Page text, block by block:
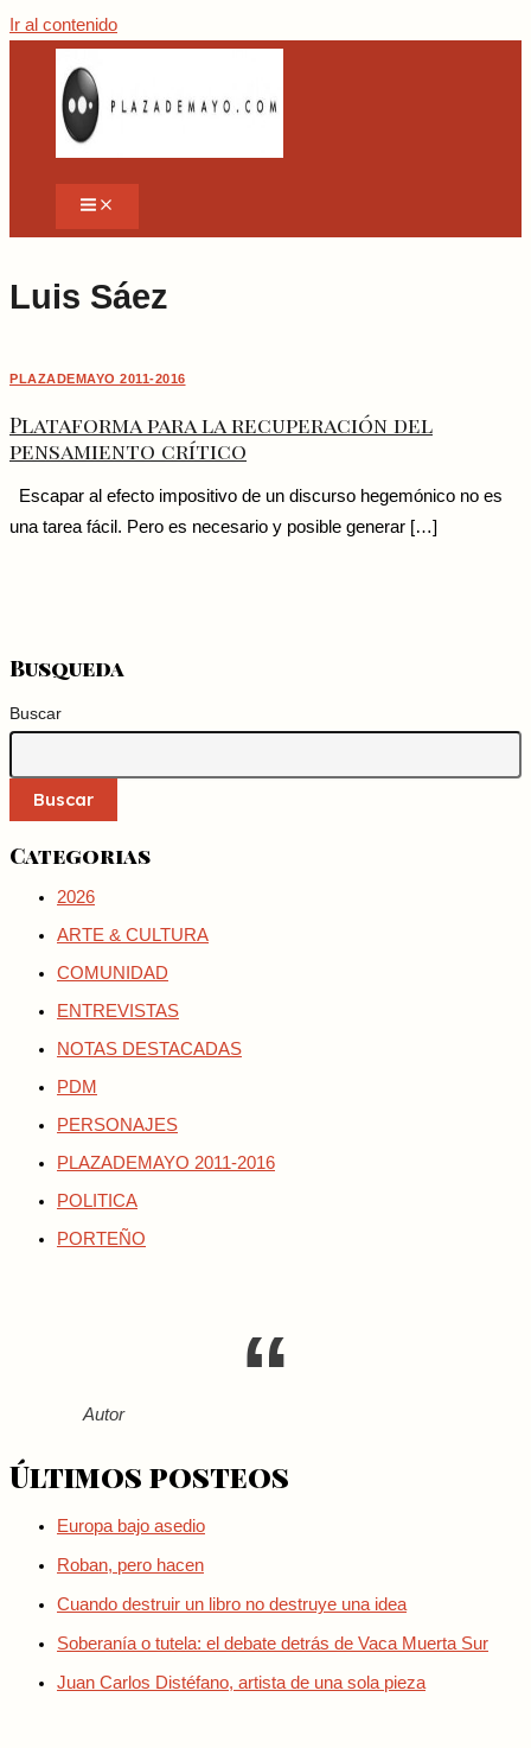
Ir al contenido
Luis Sáez
PLAZADEMAYO 2011-2016
Plataforma para la recuperación del
pensamiento crítico
Escapar al efecto impositivo de un discurso hegemónico no es
una tarea fácil. Pero es necesario y posible generar […]
Busqueda
Buscar
Buscar
Categorias
2026
ARTE & CULTURA
COMUNIDAD
ENTREVISTAS
NOTAS DESTACADAS
PDM
PERSONAJES
PLAZADEMAYO 2011-2016
POLITICA
PORTEÑO
Autor
Últimos posteos
Europa bajo asedio
Roban, pero hacen
Cuando destruir un libro no destruye una idea
Soberanía o tutela: el debate detrás de Vaca Muerta Sur
Juan Carlos Distéfano, artista de una sola pieza